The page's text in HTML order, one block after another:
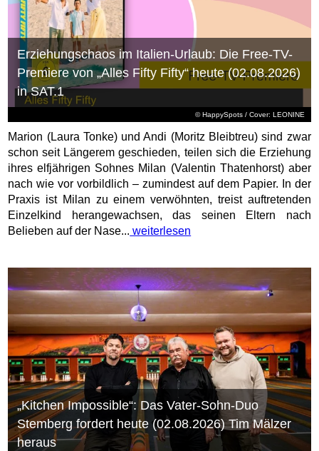
© HappySpots / Cover: LEONINE
Erziehungschaos im Italien-Urlaub: Die Free-TV-
Premiere von „Alles Fifty Fifty“ heute (02.08.2026)
in SAT.1
Marion (Laura Tonke) und Andi (Moritz Bleibtreu) sind zwar
schon seit Längerem geschieden, teilen sich die Erziehung
ihres elfjährigen Sohnes Milan (Valentin Thatenhorst) aber
nach wie vor vorbildlich – zumindest auf dem Papier. In der
Praxis ist Milan zu einem verwöhnten, treist auftretenden
Einzelkind herangewachsen, das seinen Eltern nach
Belieben auf der Nase... weiterlesen
„Kitchen Impossible“: Das Vater-Sohn-Duo
Stemberg fordert heute (02.08.2026) Tim Mälzer
heraus